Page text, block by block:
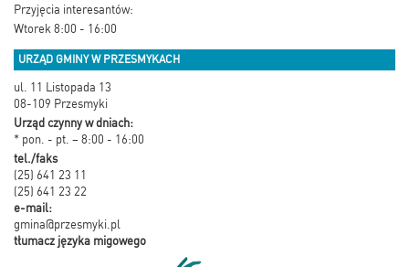
Przyjęcia interesantów:
Wtorek 8:00 - 16:00
URZĄD GMINY W PRZESMYKACH
ul. 11 Listopada 13
08-109 Przesmyki
Urząd czynny w dniach:
* pon. - pt. – 8:00 - 16:00
tel./faks
(25) 641 23 11
(25) 641 23 22
e-mail:
gmina@przesmyki.pl
tłumacz języka migowego